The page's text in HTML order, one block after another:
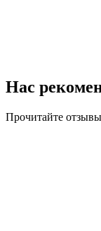
Нас
Прочитайте